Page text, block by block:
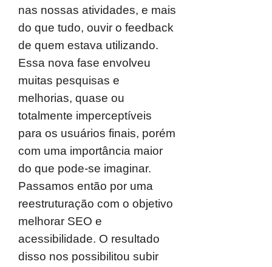
nas nossas atividades, e mais
do que tudo, ouvir o feedback
de quem estava utilizando.
Essa nova fase envolveu
muitas pesquisas e
melhorias, quase ou
totalmente imperceptíveis
para os usuários finais, porém
com uma importância maior
do que pode-se imaginar.
Passamos então por uma
reestruturação com o objetivo
melhorar SEO e
acessibilidade. O resultado
disso nos possibilitou subir